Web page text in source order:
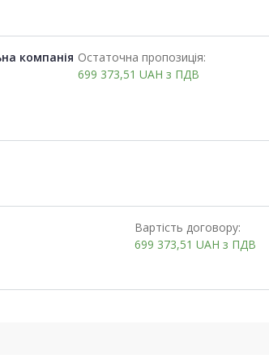
компанія Остаточна пропозиція:
699 373,51 UAH з ПДВ
Вартість договору:
699 373,51 UAH з ПДВ